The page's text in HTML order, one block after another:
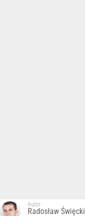
Autor:
Radosław Święcki